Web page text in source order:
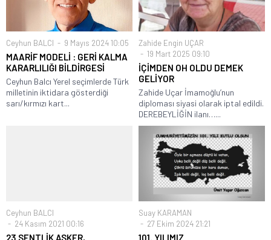
Ceyhun BALCI 9 Mayıs 2024 10:05
MAARİF MODELİ : GERİ KALMA
KARARLILIĞI BİLDİRGESİ
Ceyhun Balcı Yerel seçimlerde Türk
milletinin iktidara gösterdiği
sarı/kırmızı kart...
Zahide Engin UÇAR
19 Mart 2025 09:10
İÇİMDEN OH OLDU DEMEK
GELİYOR
Zahide Uçar İmamoğlu’nun
diploması siyasi olarak iptal edildi.
DEREBEYLİĞİN ilanı…...
Ceyhun BALCI
24 Kasım 2021 00:16
23 SENTLİK ASKER,
Suay KARAMAN
27 Ekim 2024 21:21
101. YILIMIZ